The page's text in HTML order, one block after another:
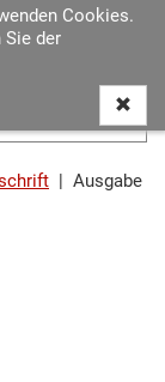
Cookies.
Sie der
| Ausgabe